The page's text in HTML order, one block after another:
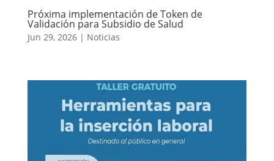
Próxima implementación de Token de
Validación para Subsidio de Salud
Jun 29, 2026| Noticias